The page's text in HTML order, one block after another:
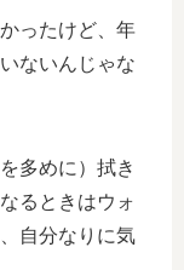
ったけど、年
ないんじゃな
多めに）拭き
るときはウォ
自分なりに気